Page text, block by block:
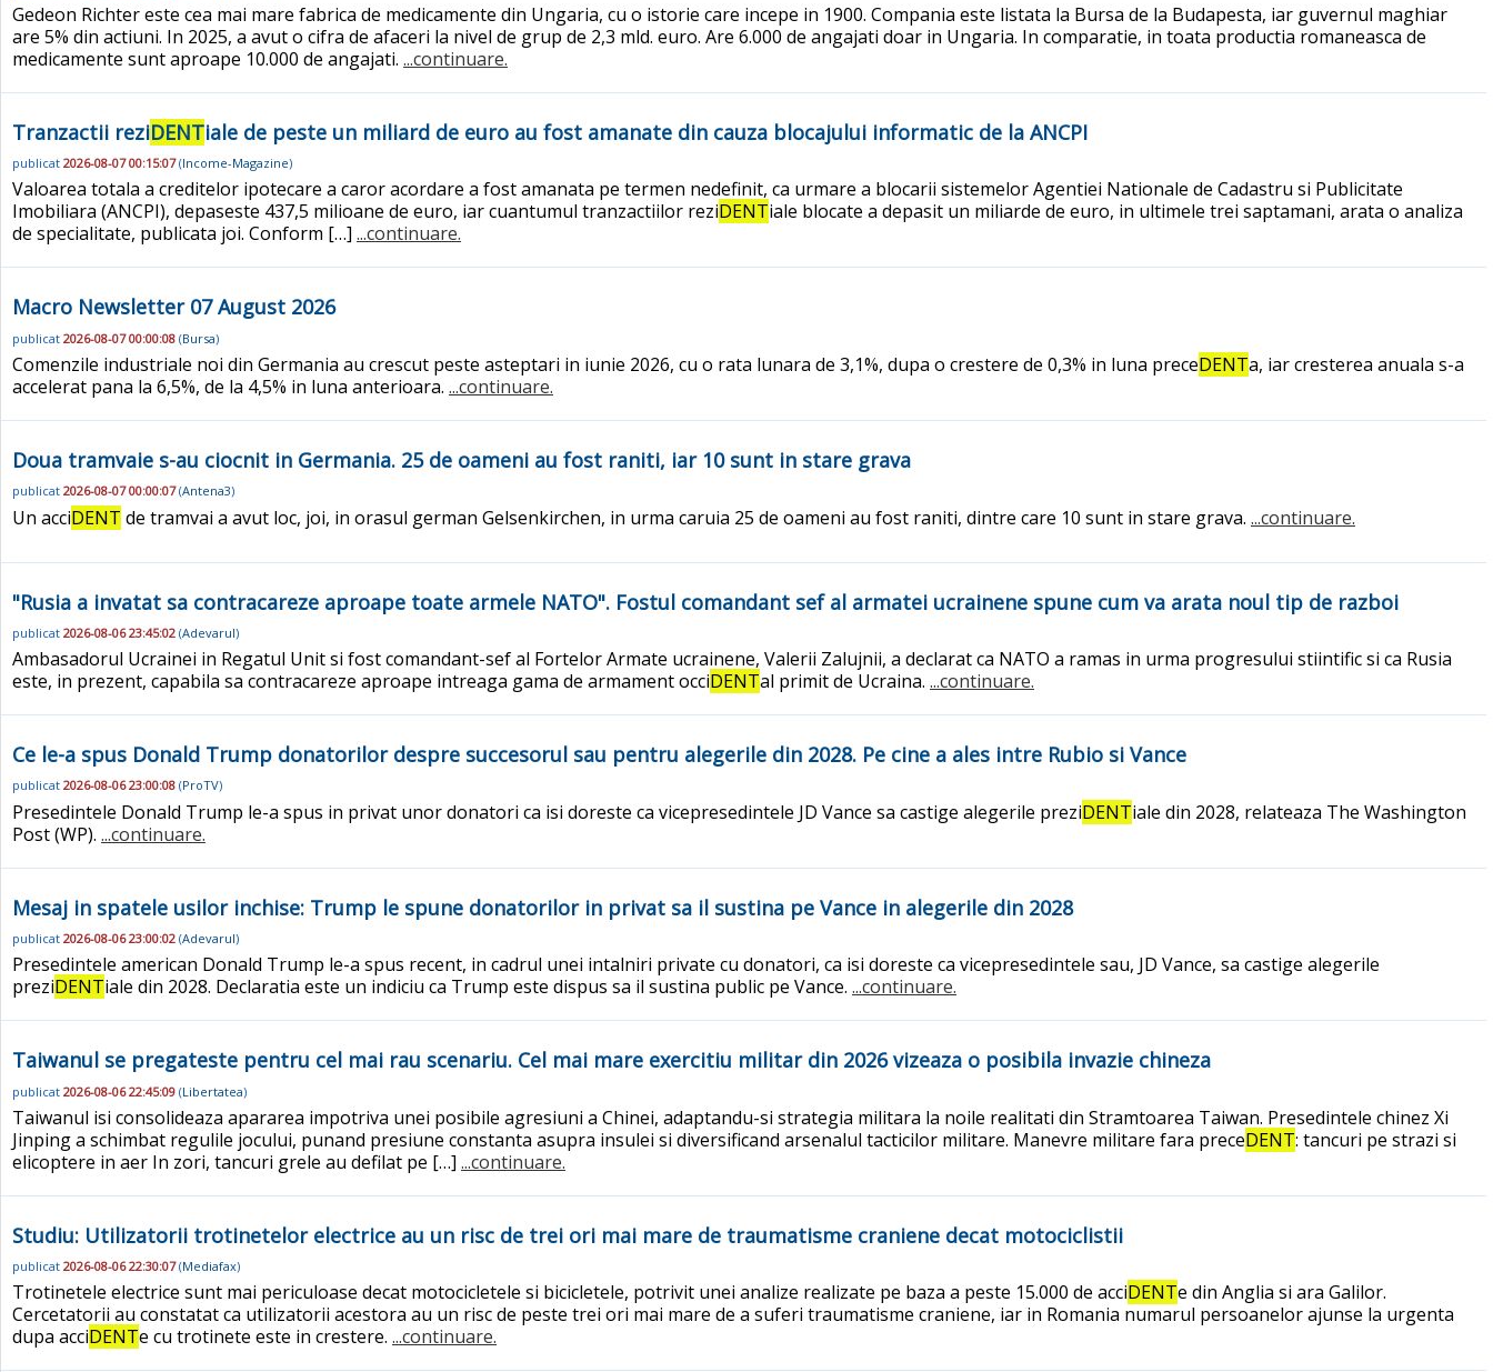
Gedeon Richter este cea mai mare fabrica de medicamente din Ungaria, cu o istorie care incepe in 1900. Compania este listata la Bursa de la Budapesta, iar guvernul maghiar
are 5% din actiuni. In 2025, a avut o cifra de afaceri la nivel de grup de 2,3 mld. euro. Are 6.000 de angajati doar in Ungaria. In comparatie, in toata productia romaneasca de
medicamente sunt aproape 10.000 de angajati. ...continuare.
Tranzactii reziDENTiale de peste un miliard de euro au fost amanate din cauza blocajului informatic de la ANCPI
publicat 2026-08-07 00:15:07(Income-Magazine)
Valoarea totala a creditelor ipotecare a caror acordare a fost amanata pe termen nedefinit, ca urmare a blocarii sistemelor Agentiei Nationale de Cadastru si Publicitate
Imobiliara (ANCPI), depaseste 437,5 milioane de euro, iar cuantumul tranzactiilor reziDENTiale blocate a depasit un miliarde de euro, in ultimele trei saptamani, arata o analiza
de specialitate, publicata joi. Conform […] ...continuare.
Macro Newsletter 07 August 2026
publicat 2026-08-07 00:00:08 (Bursa)
Comenzile industriale noi din Germania au crescut peste asteptari in iunie 2026, cu o rata lunara de 3,1%, dupa o crestere de 0,3% in luna preceDENTa, iar cresterea anuala s-a
accelerat pana la 6,5%, de la 4,5% in luna anterioara. ...continuare.
Doua tramvaie s-au ciocnit in Germania. 25 de oameni au fost raniti, iar 10 sunt in stare grava
publicat 2026-08-07 00:00:07(Antena3)
Un acciDENT de tramvai a avut loc, joi, in orasul german Gelsenkirchen, in urma caruia 25 de oameni au fost raniti, dintre care 10 sunt in stare grava. ...continuare.
"Rusia a invatat sa contracareze aproape toate armele NATO". Fostul comandant sef al armatei ucrainene spune cum va arata noul tip de razboi
publicat 2026-08-06 23:45:02 (Adevarul)
Ambasadorul Ucrainei in Regatul Unit si fost comandant-sef al Fortelor Armate ucrainene, Valerii Zalujnii, a declarat ca NATO a ramas in urma progresului stiintific si ca Rusia
este, in prezent, capabila sa contracareze aproape intreaga gama de armament occiDENTal primit de Ucraina. ...continuare.
Ce le-a spus Donald Trump donatorilor despre succesorul sau pentru alegerile din 2028. Pe cine a ales intre Rubio si Vance
publicat 2026-08-06 23:00:08 (ProTV)
Presedintele Donald Trump le-a spus in privat unor donatori ca isi doreste ca vicepresedintele JD Vance sa castige alegerile preziDENTiale din 2028, relateaza The Washington
Post (WP). ...continuare.
Mesaj in spatele usilor inchise: Trump le spune donatorilor in privat sa il sustina pe Vance in alegerile din 2028
publicat 2026-08-06 23:00:02 (Adevarul)
Presedintele american Donald Trump le-a spus recent, in cadrul unei intalniri private cu donatori, ca isi doreste ca vicepresedintele sau, JD Vance, sa castige alegerile
preziDENTiale din 2028. Declaratia este un indiciu ca Trump este dispus sa il sustina public pe Vance. ...continuare.
Taiwanul se pregateste pentru cel mai rau scenariu. Cel mai mare exercitiu militar din 2026 vizeaza o posibila invazie chineza
publicat 2026-08-06 22:45:09 (Libertatea)
Taiwanul isi consolideaza apararea impotriva unei posibile agresiuni a Chinei, adaptandu-si strategia militara la noile realitati din Stramtoarea Taiwan. Presedintele chinez Xi
Jinping a schimbat regulile jocului, punand presiune constanta asupra insulei si diversificand arsenalul tacticilor militare. Manevre militare fara preceDENT: tancuri pe strazi si
elicoptere in aer In zori, tancuri grele au defilat pe […] ...continuare.
Studiu: Utilizatorii trotinetelor electrice au un risc de trei ori mai mare de traumatisme craniene decat motociclistii
publicat 2026-08-06 22:30:07(Mediafax)
Trotinetele electrice sunt mai periculoase decat motocicletele si bicicletele, potrivit unei analize realizate pe baza a peste 15.000 de acciDENTe din Anglia si ara Galilor.
Cercetatorii au constatat ca utilizatorii acestora au un risc de peste trei ori mai mare de a suferi traumatisme craniene, iar in Romania numarul persoanelor ajunse la urgenta
dupa acciDENTe cu trotinete este in crestere. ...continuare.